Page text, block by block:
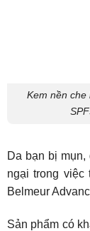
Kem nền che
Da bạn bị
ngại trong việc
Belmeur
Sản phẩm có